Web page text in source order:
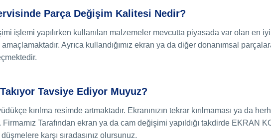
nde Parça Değişim Kalitesi Nedir?
işlemi yapılırken kullanılan malzemeler mevcutta piyasada var olan en
amaçlamaktadır. Ayrıca kullandığımız ekran ya da diğer donanımsal
Tavsiye Ediyor Muyuz?
kırılma resimde artmaktadır. Ekranınızın tekrar kırılmaması ya da
Firmamız Tarafından ekran ya da cam değişimi yapıldığı takdirde EKRAN
karşı sıradasınız olursunuz.